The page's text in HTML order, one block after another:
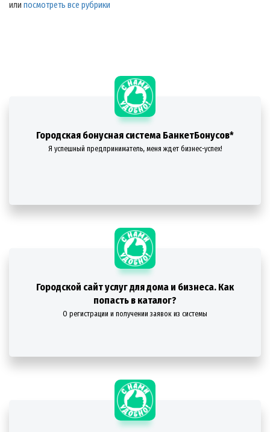
или посмотреть все рубрики
Городская бонусная система БанкетБонусов*
Я успешный предприниматель, меня ждет бизнес-успех!
Городской сайт услуг для дома и бизнеса. Как
попасть в каталог?
О регистрации и получении заявок из системы